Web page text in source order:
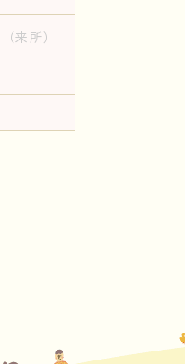
（来所）